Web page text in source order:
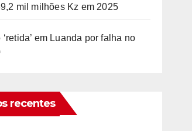
mil milhões Kz em 2025
em Luanda por falha no
recentes